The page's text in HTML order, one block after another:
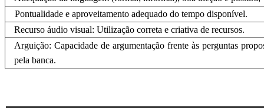
Pontualidade e aproveitamento adequado do tempo disponível.
Recurso áudio visual: Utilização correta e criativa de recursos.
Arguição: Capacidade de argumentação frente às perguntas
pela banca.